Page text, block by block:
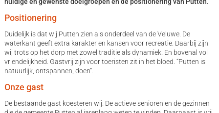
Positionering
Duidelijk is dat wij Putten zien als onderdeel van de Veluwe. De
waterkant geeft extra karakter en kansen voor recreatie. Daarbij zijn
wij trots op het dorp met zowel traditie als dynamiek. En bovenal vol
vriendelijkheid. Gastvrij zijn voor toeristen zit in het bloed. “Putten is
natuurlijk, ontspannen, doen”.
Onze gast
De bestaande gast koesteren wij. De actieve senioren en de gezinnen